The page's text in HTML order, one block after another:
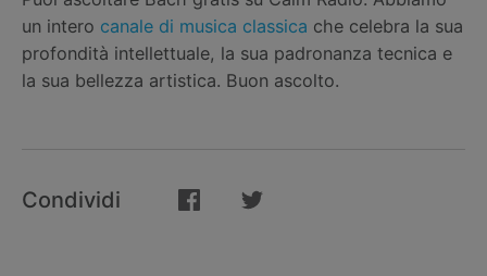
un intero canale di musica classica che celebra la sua
profondità intellettuale, la sua padronanza tecnica e
la sua bellezza artistica. Buon ascolto.
Condividi